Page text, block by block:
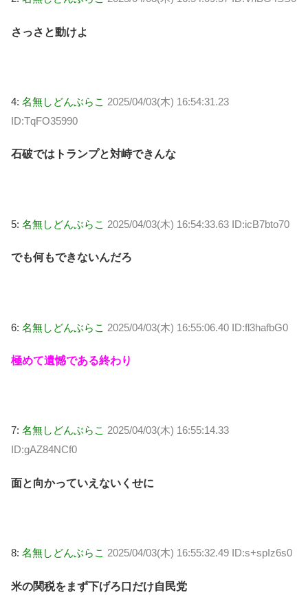
さっさと動けよ
4: 名無しどんぶらこ 2025/04/03(木) 16:54:31.23
ID:TqFO35990
石破ではトランプと対峙できんな
5: 名無しどんぶらこ 2025/04/03(木) 16:54:33.63 ID:icB7bto70
でも何もできないんだろ
6: 名無しどんぶらこ 2025/04/03(木) 16:55:06.40 ID:fl3hafbG0
極めて遺憾である終わり
7: 名無しどんぶらこ 2025/04/03(木) 16:55:14.33
ID:gAZ84NCf0
面と向かっていえないくせに
8: 名無しどんぶらこ 2025/04/03(木) 16:55:32.49 ID:s+spIz6s0
米の関税をまず下げろ口だけ自民党